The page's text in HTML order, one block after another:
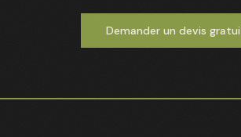
Demander un devis